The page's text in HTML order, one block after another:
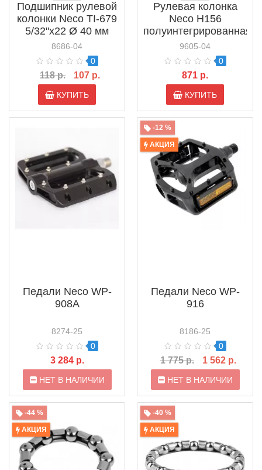
Подшипник рулевой
колонки Neco TI-679
5/32"x22 Ø 40 мм
8686-04
0
118 р. 107 р.
КУПИТЬ
Рулевая колонка
Neco H156
полуинтегрированная
нерезьбовая 1.5"/1-
1/8"
9605-04
0
871 р.
КУПИТЬ
Педали Neco WP-
908A
8274-25
0
3 284 р.
НЕТ В НАЛИЧИИ
-12 %
АКЦИЯ
Педали Neco WP-
916
8186-25
0
1 775 р. 1 562 р.
НЕТ В НАЛИЧИИ
-44 %
АКЦИЯ
-40 %
АКЦИЯ